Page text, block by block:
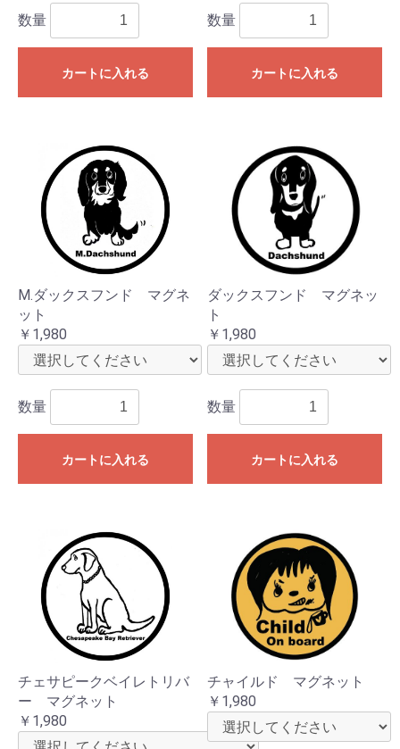
数量
カートに入れる
数量
カートに入れる
M.ダックスフンド マグネ
ット
￥1,980
数量
カートに入れる
ダックスフンド マグネッ
ト
￥1,980
数量
カートに入れる
チェサピークベイレトリバ
ー マグネット
￥1,980
チャイルド マグネット
￥1,980